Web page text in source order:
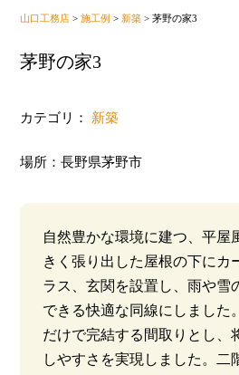
山口工務店 >施工例 > 新築 >茅野の家3
茅野の家3
カテゴリ： 新築
場所：長野県茅野市
自然豊かな環境に建つ、平屋
きく張り出した屋根の下にカ
ラス、玄関を設置し、雨や雪
できる快適な同線にしました。
だけで完結する間取りとし、
しやすさを実現しました。二